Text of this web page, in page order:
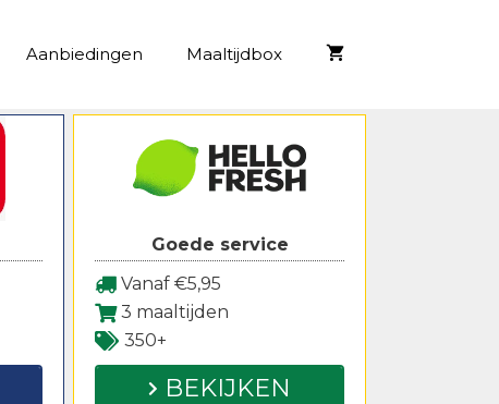
Aanbiedingen Maaltijdbox
Goede service
Vanaf €5,95
3 maaltijden
350+
BEKIJKEN